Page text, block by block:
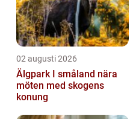
02 augusti 2026
Älgpark I småland nära
möten med skogens
konung